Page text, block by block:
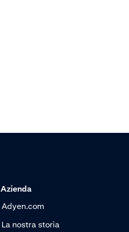
Azienda
Adyen.com
La nostra storia